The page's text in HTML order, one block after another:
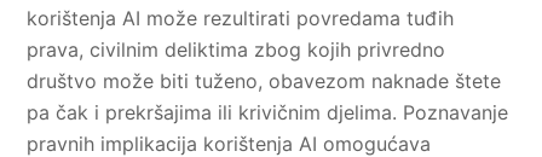
korištenja AI može rezultirati povredama tuđih
prava, civilnim deliktima zbog kojih privredno
društvo može biti tuženo, obavezom naknade štete
pa čak i prekršajima ili krivičnim djelima. Poznavanje
pravnih implikacija korištenja AI omogućava